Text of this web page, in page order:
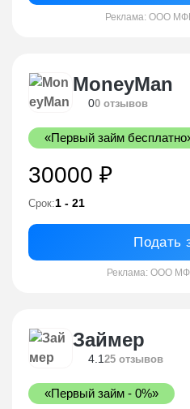
Реклама: ООО
MoneyMan
00 отзывов
«Первый займ
30000 ₽
Срок:1 - 21
Подать
Реклама: ООО
Займер
4.1 25 отзывов
«Первый займ - 0%»